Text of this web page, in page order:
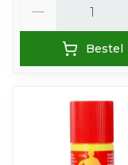
Bestel